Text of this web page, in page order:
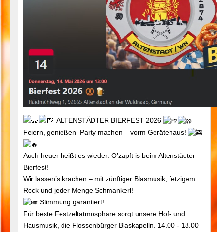
ALTENSTÄDTER BIERFEST 2026
Feiern, genießen, Party machen – vorm Gerätehaus!
Auch heuer heißt es wieder: O’zapft is beim Altenstädter
Bierfest!
Wir lassen’s krachen – mit zünftiger Blasmusik, fetzigem
Rock und jeder Menge Schmankerl!
Stimmung garantiert!
Für beste Festzeltatmosphäre sorgt unsere Hof- und
Hausmusik, die Flossenbürger Blaskapelln. 14.00 - 18.00